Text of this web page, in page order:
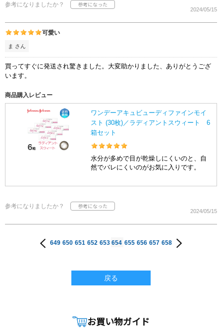
参考になりましたか？
2024/05/15
可愛い
ま さん
買ってすぐに発送され驚きました。大変助かりました、ありがとうござ
います。
商品購入レビュー
ワンデーアキュビューディファインモイ
スト (30枚)／ラディアントスウィート 6
箱セット
水分が多めで目が乾燥しにくいのと、自
然でバレにくいのがお気に入りです。
参考になりましたか？
2024/05/15
649 650 651 652 653 654 655 656 657 658
戻る
お買い物ガイド